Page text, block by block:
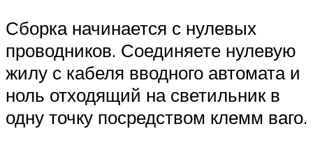
Сборка начинается с нулевых
проводников. Соединяете нулевую
жилу с кабеля вводного автомата и
ноль отходящий на светильник в
одну точку посредством клемм ваго.